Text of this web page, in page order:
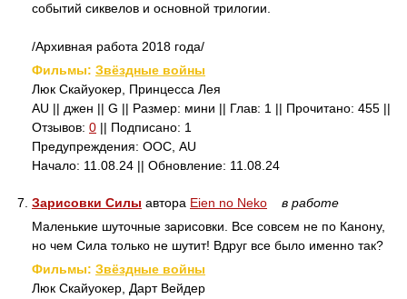
событий сиквелов и основной трилогии.
/Архивная работа 2018 года/
Фильмы: Звёздные войны
Люк Скайуокер, Принцесса Лея
AU || джен || G || Размер: мини || Глав: 1 || Прочитано: 455 ||
Отзывов: 0 || Подписано: 1
Предупреждения: ООС, AU
Начало: 11.08.24 || Обновление: 11.08.24
7. Зарисовки Силы автора Eien no Neko
в работе
Маленькие шуточные зарисовки. Все совсем не по Канону,
но чем Сила только не шутит! Вдруг все было именно так?
Фильмы: Звёздные войны
Люк Скайуокер, Дарт Вейдер